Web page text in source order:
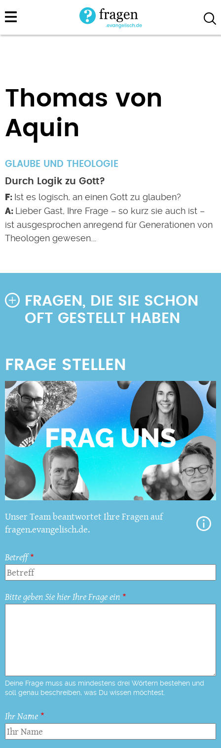
Direkt
zum
Thomas von
Aquin
GLAUBE UND THEOLOGIE
Durch Logik zu Gott?
Ist es logisch, an einen Gott zu glauben?
Lieber Gast, Ihre Frage – so kurz sie auch ist –
ist ausgesprochen anregend für Generationen von
Theologen gewesen.…
FRAGEN, DIE SIE SCHON
OFT GESTELLT HABEN
Unser Team beantwortet Ihre Fragen auf
fragen.evangelisch.de.
Betreff
Bitte geben Sie hier Ihre Frage ein
Deine Frage muss aus mindestens drei Wörtern bestehen und
soll genau beschreiben, was Du wissen möchtest.
Ihr Name